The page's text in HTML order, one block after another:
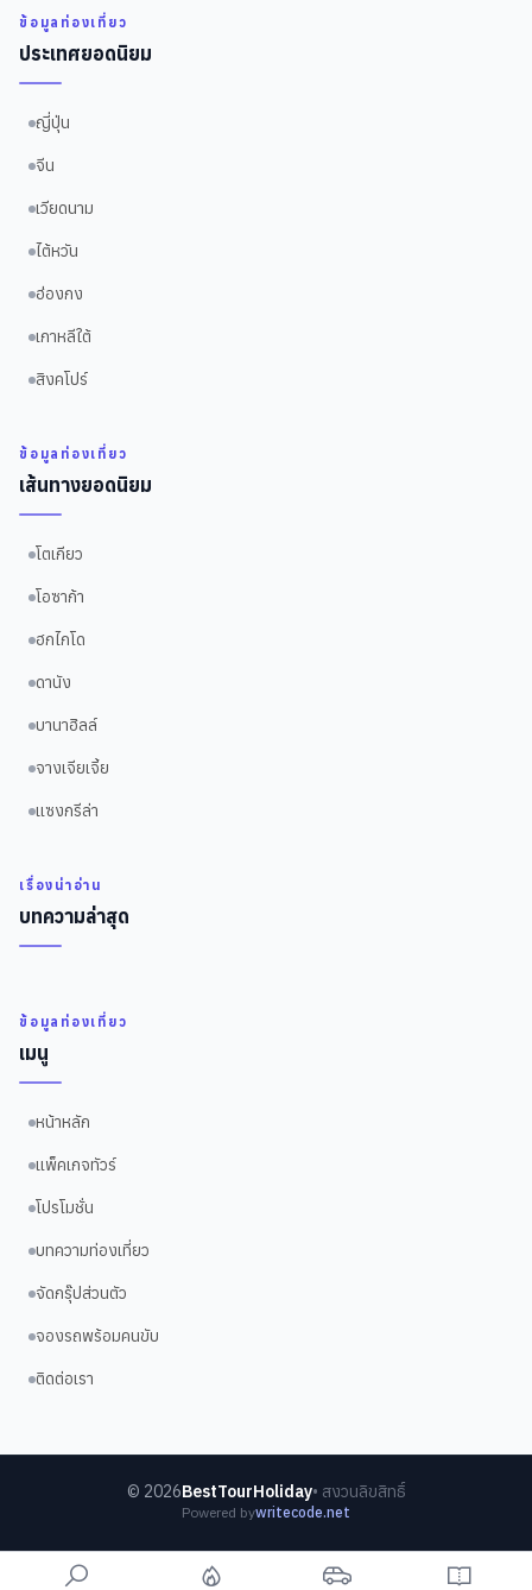
ข้อมูลท่องเที่ยว
ประเทศยอดนิยม
ญี่ปุ่น
จีน
เวียดนาม
ไต้หวัน
ฮ่องกง
เกาหลีใต้
สิงคโปร์
ข้อมูลท่องเที่ยว
เส้นทางยอดนิยม
โตเกียว
โอซาก้า
ฮกไกโด
ดานัง
บานาฮิลล์
จางเจียเจี้ย
แซงกรีล่า
เรื่องน่าอ่าน
บทความล่าสุด
ข้อมูลท่องเที่ยว
เมนู
หน้าหลัก
แพ็คเกจทัวร์
โปรโมชั่น
บทความท่องเที่ยว
จัดกรุ๊ปส่วนตัว
จองรถพร้อมคนขับ
ติดต่อเรา
© 2026BestTourHoliday• สงวนลิขสิทธิ์
Powered bywritecode.net